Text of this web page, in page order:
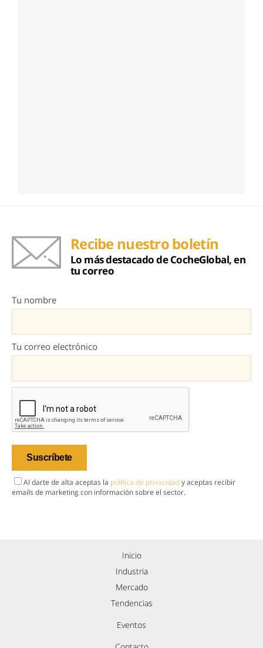
Recibe nuestro boletín
Lo más destacado de CocheGlobal, en
tu correo
Tu nombre
Tu correo electrónico
Al darte de alta aceptas la política de privacidady aceptas recibir
emails de marketing con información sobre el sector.
Inicio
Industria
Mercado
Tendencias
Eventos